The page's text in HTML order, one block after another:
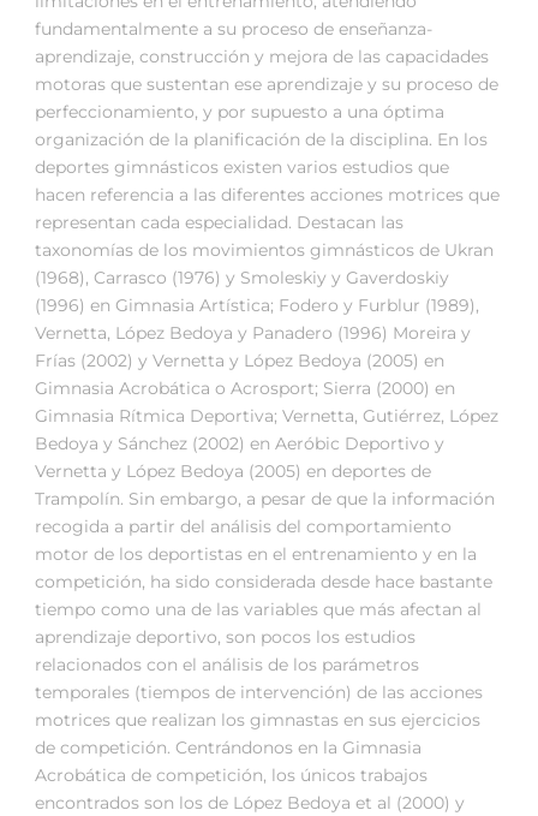
fundamentalmente a su proceso de enseñanza-
aprendizaje, construcción y mejora de las capacidades
motoras que sustentan ese aprendizaje y su proceso de
perfeccionamiento, y por supuesto a una óptima
organización de la planificación de la disciplina. En los
deportes gimnásticos existen varios estudios que
hacen referencia a las diferentes acciones motrices que
representan cada especialidad. Destacan las
taxonomías de los movimientos gimnásticos de Ukran
(1968), Carrasco (1976) y Smoleskiy y Gaverdoskiy
(1996) en Gimnasia Artística; Fodero y Furblur (1989),
Vernetta, López Bedoya y Panadero (1996) Moreira y
Frías (2002) y Vernetta y López Bedoya (2005) en
Gimnasia Acrobática o Acrosport; Sierra (2000) en
Gimnasia Rítmica Deportiva; Vernetta, Gutiérrez, López
Bedoya y Sánchez (2002) en Aeróbic Deportivo y
Vernetta y López Bedoya (2005) en deportes de
Trampolín. Sin embargo, a pesar de que la información
recogida a partir del análisis del comportamiento
motor de los deportistas en el entrenamiento y en la
competición, ha sido considerada desde hace bastante
tiempo como una de las variables que más afectan al
aprendizaje deportivo, son pocos los estudios
relacionados con el análisis de los parámetros
temporales (tiempos de intervención) de las acciones
motrices que realizan los gimnastas en sus ejercicios
de competición. Centrándonos en la Gimnasia
Acrobática de competición, los únicos trabajos
encontrados son los de López Bedoya et al (2000) y